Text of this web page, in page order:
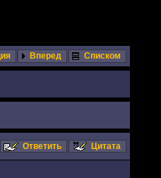
Вперед Списком
Ответить Цитата